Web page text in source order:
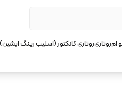
روتاریروتاری کانکتور (اسلیب رینگ ایشین)